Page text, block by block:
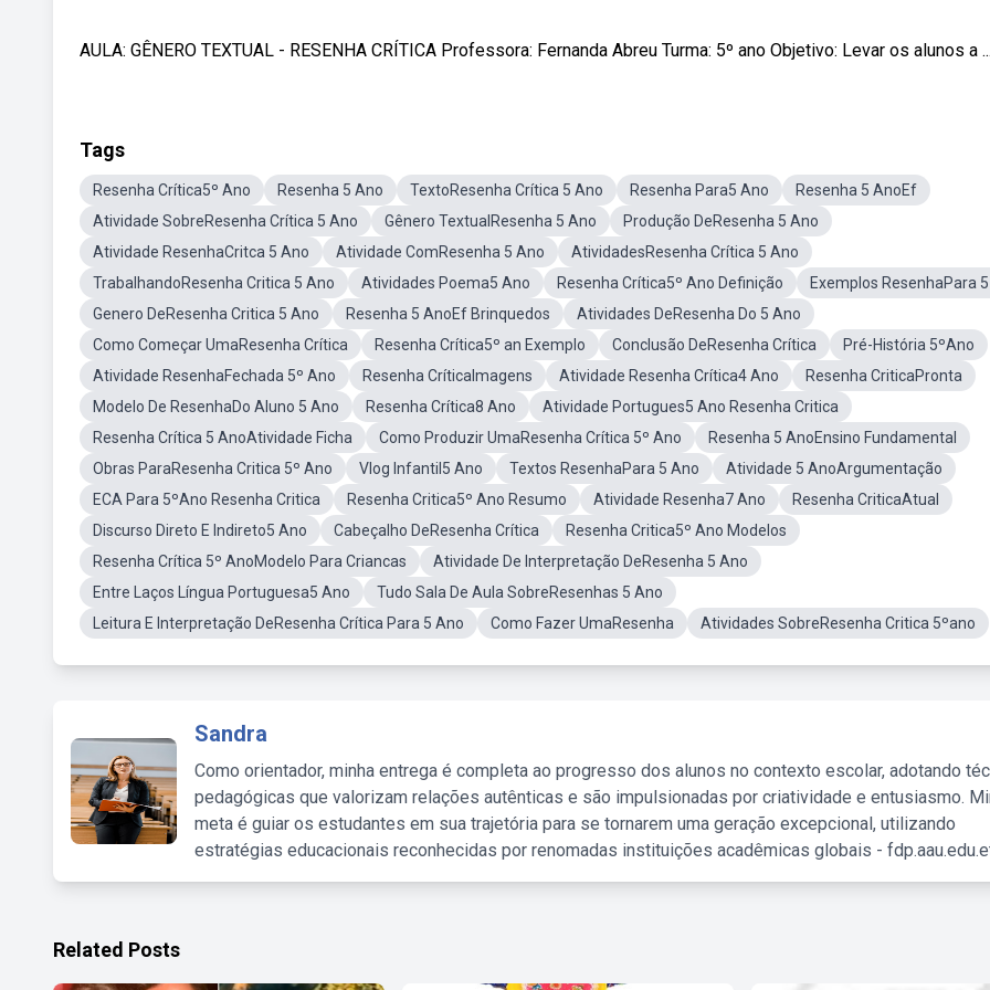
AULA: GÊNERO TEXTUAL - RESENHA CRÍTICA Professora: Fernanda Abreu Turma: 5º ano Objetivo: Levar os alunos a ...
Tags
Resenha Crítica5º Ano Resenha 5 Ano TextoResenha Crítica 5 Ano Resenha Para5 Ano
Resenha 5 AnoEf
Atividade SobreResenha Crítica 5 Ano
Gênero TextualResenha 5 Ano
Produção DeResenha 5 Ano
Atividade ResenhaCritca 5 Ano
Atividade ComResenha 5 Ano
AtividadesResenha Crítica 5 Ano
TrabalhandoResenha Critica 5 Ano
Atividades Poema5 Ano Resenha Crítica5º Ano Definição
Exemplos ResenhaPara
Genero DeResenha Critica 5 Ano
Resenha 5 AnoEf Brinquedos
Atividades DeResenha Do 5 Ano
Como Começar UmaResenha Crítica
Resenha Crítica5º an Exemplo Conclusão DeResenha Crítica
Pré-História 5ºAno
Atividade ResenhaFechada 5º Ano
Resenha CríticaImagens Atividade Resenha Crítica4 Ano
Resenha CriticaPronta
Modelo De ResenhaDo Aluno 5 Ano
Resenha Crítica8 Ano
Atividade Portugues5 Ano Resenha Critica
Resenha Crítica 5 AnoAtividade Ficha
Como Produzir UmaResenha Crítica 5º Ano
Resenha 5 AnoEnsino Fundamental
Obras ParaResenha Critica 5º Ano
Vlog Infantil5 Ano Textos ResenhaPara 5 Ano
Atividade 5 AnoArgumentação
ECA Para 5ºAno Resenha Critica
Resenha Critica5º Ano Resumo Atividade Resenha7 Ano
Resenha CriticaAtual
Discurso Direto E Indireto5 Ano
Cabeçalho DeResenha Crítica
Resenha Critica5º Ano Modelos
Resenha Crítica 5º AnoModelo Para Criancas
Atividade De Interpretação DeResenha 5 Ano
Entre Laços Língua Portuguesa5 Ano
Tudo Sala De Aula SobreResenhas 5 Ano
Leitura E Interpretação DeResenha Crítica Para 5 Ano
Como Fazer UmaResenha Atividades SobreResenha Critica 5ºano
Sandra
Como orientador, minha entrega é completa ao progresso dos alunos no contexto escolar, adotando
pedagógicas que valorizam relações autênticas e são impulsionadas por criatividade e entusiasmo.
meta é guiar os estudantes em sua trajetória para se tornarem uma geração excepcional, utilizando
estratégias educacionais reconhecidas por renomadas instituições acadêmicas globais -
Related Posts